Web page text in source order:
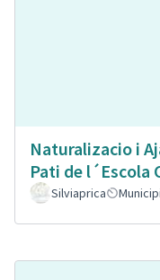
Naturalizacio i
Pati de l´Escola
Silviaprica Municipi